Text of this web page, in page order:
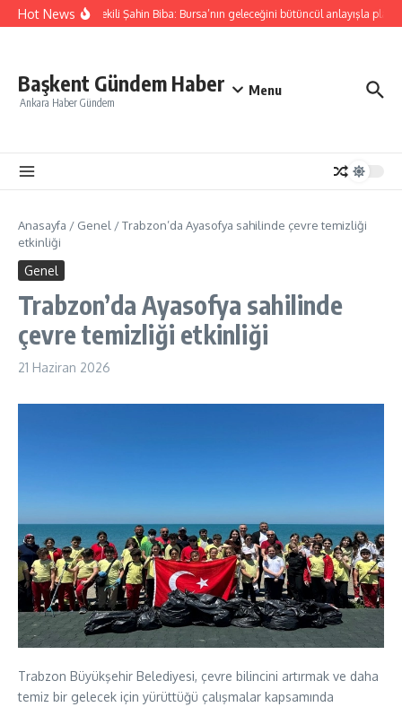
İçeriğe atla
Hot NewsBaşkan Vekili Şahin Biba: Bursa’nın geleceğini bütüncül anlayışla
Başkent Gündem Haber
Ankara Haber Gündem
Menu
Anasayfa / Genel /Trabzon’da Ayasofya sahilinde çevre temizliği
etkinliği
Genel
Trabzon’da Ayasofya sahilinde
çevre temizliği etkinliği
21 Haziran 2026
Trabzon Büyükşehir Belediyesi, çevre bilincini artırmak ve daha
temiz bir gelecek için yürüttüğü çalışmalar kapsamında